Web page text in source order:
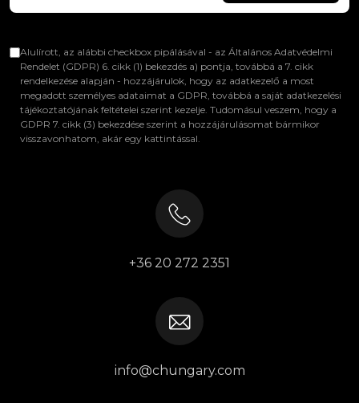
Alulírott, az alábbi checkbox pipálásával - az Általános Adatvédelmi
Rendelet (GDPR) 6. cikk (1) bekezdés a) pontja, továbbá a 7. cikk
rendelkezése alapján - hozzájárulok, hogy az adatkezelő a most
megadott személyes adataimat a GDPR, továbbá a saját adatkezelési
tájékoztatójának feltételei szerint kezelje. Tudomásul veszem, hogy a
GDPR 7. cikk (3) bekezdése szerint a hozzájárulásomat bármikor
visszavonhatom, akár egy kattintással.
+36 20 272 2351
info@chungary.com